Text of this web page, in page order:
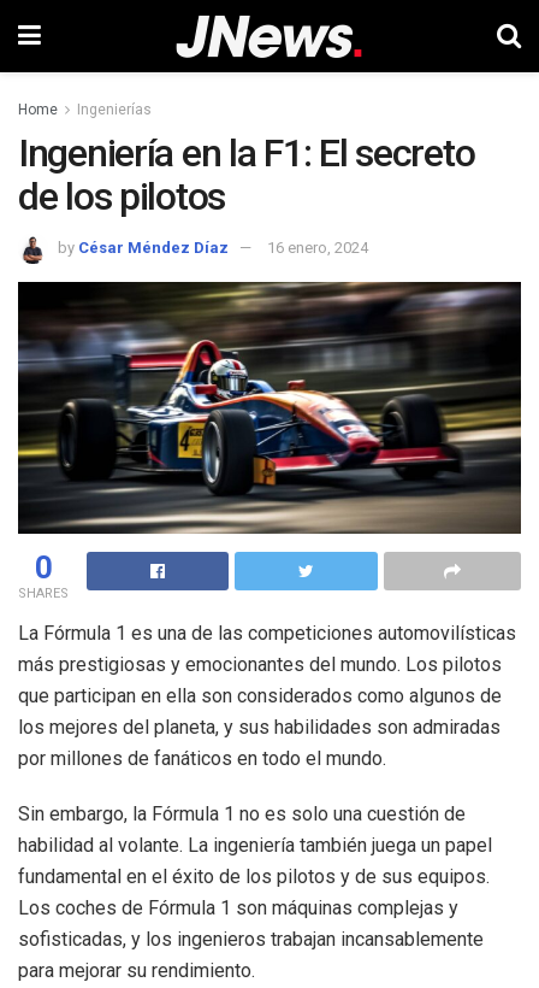
Home Ingenierías
Ingeniería en la F1: El secreto
de los pilotos
by César Méndez Díaz 16 enero, 2024
0
SHARES
La Fórmula 1 es una de las competiciones automovilísticas
más prestigiosas y emocionantes del mundo. Los pilotos
que participan en ella son considerados como algunos de
los mejores del planeta, y sus habilidades son admiradas
por millones de fanáticos en todo el mundo.
Sin embargo, la Fórmula 1 no es solo una cuestión de
habilidad al volante. La ingeniería también juega un papel
fundamental en el éxito de los pilotos y de sus equipos.
Los coches de Fórmula 1 son máquinas complejas y
sofisticadas, y los ingenieros trabajan incansablemente
para mejorar su rendimiento.